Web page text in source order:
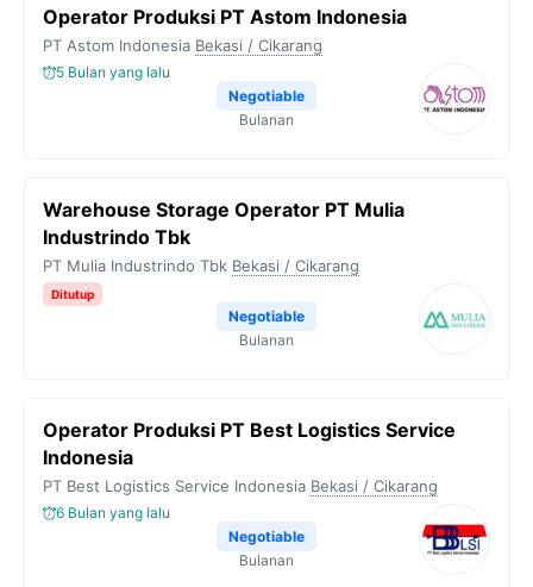
Operator Produksi PT Astom Indonesia
PT Astom Indonesia Bekasi / Cikarang
5 Bulan yang lalu
Negotiable
Bulanan
Warehouse Storage Operator PT Mulia
Industrindo Tbk
PT Mulia Industrindo Tbk Bekasi / Cikarang
Ditutup
Negotiable
Bulanan
Operator Produksi PT Best Logistics Service
Indonesia
PT Best Logistics Service Indonesia Bekasi / Cikarang
6 Bulan yang lalu
Negotiable
Bulanan